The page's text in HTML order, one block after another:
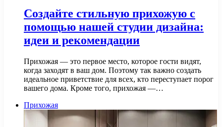
Создайте стильную прихожую с
помощью нашей студии дизайна:
идеи и рекомендации
Прихожая — это первое место, которое гости видят,
когда заходят в ваш дом. Поэтому так важно создать
идеальное приветствие для всех, кто переступает порог
вашего дома. Кроме того, прихожая —…
Прихожая